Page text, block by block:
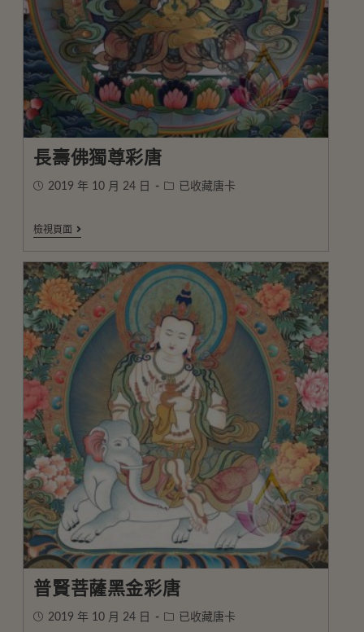
長壽佛獨尊彩唐
2019 年 10 月 24 日 已收藏唐卡
檢視頁面
普賢菩薩黑金彩唐
2019 年 10 月 24 日 已收藏唐卡